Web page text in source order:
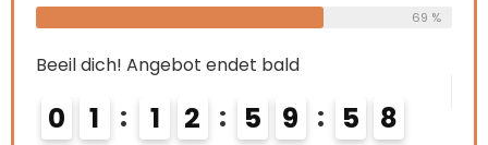
0 2 1 2 5 9